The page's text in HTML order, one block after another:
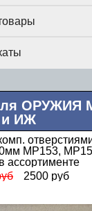
ОРУЖИЯ
и ИЖ
МР153,
ассортименте
2500 руб